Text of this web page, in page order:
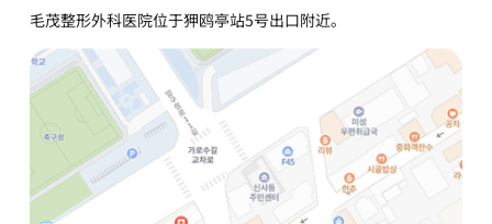
毛茂整形外科医院位于狎鸥亭站5号出口附近。